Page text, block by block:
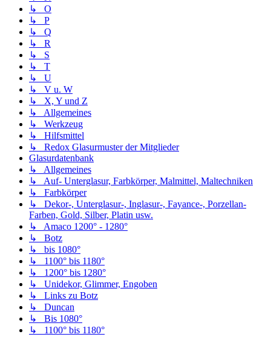
↳ O
↳ P
↳ Q
↳ R
↳ S
↳ T
↳ U
↳ V u. W
↳ X, Y und Z
↳ Allgemeines
↳ Werkzeug
↳ Hilfsmittel
↳ Redox Glasurmuster der Mitglieder
Glasurdatenbank
↳ Allgemeines
↳ Auf- Unterglasur, Farbkörper, Malmittel, Maltechniken
↳ Farbkörper
↳ Dekor-, Unterglasur-, Inglasur-, Fayance-, Porzellan-
Farben, Gold, Silber, Platin usw.
↳ Amaco 1200° - 1280°
↳ Botz
↳ bis 1080°
↳ 1100° bis 1180°
↳ 1200° bis 1280°
↳ Unidekor, Glimmer, Engoben
↳ Links zu Botz
↳ Duncan
↳ Bis 1080°
↳ 1100° bis 1180°